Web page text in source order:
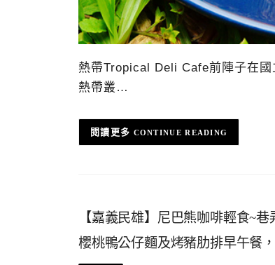
熱帶Tropical Deli Cafe前陣子在
熱帶叢…
CONTINUE READING
【嘉義民雄】尼巴熊咖啡輕食~
櫻桃鴨公仔麵及烤豬肋排早午餐